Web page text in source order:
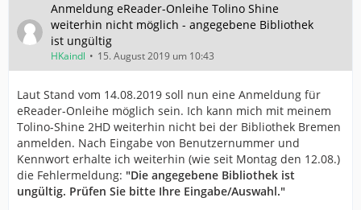
Anmeldung eReader-Onleihe Tolino Shine
weiterhin nicht möglich - angegebene Bibliothek
ist ungültig
HKaindl 15. August 2019 um 10:43
Laut Stand vom 14.08.2019 soll nun eine Anmeldung für
eReader-Onleihe möglich sein. Ich kann mich mit meinem
Tolino-Shine 2HD weiterhin nicht bei der Bibliothek Bremen
anmelden. Nach Eingabe von Benutzernummer und
Kennwort erhalte ich weiterhin (wie seit Montag den 12.08.)
die Fehlermeldung: "Die angegebene Bibliothek ist
ungültig. Prüfen Sie bitte Ihre Eingabe/Auswahl."